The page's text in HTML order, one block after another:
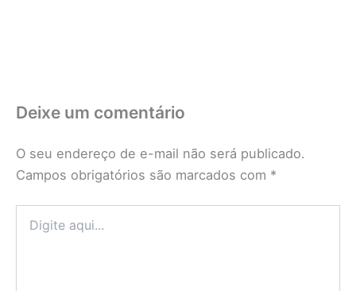
Deixe um comentário
O seu endereço de e-mail não será publicado.
Campos obrigatórios são marcados com *
aqui...